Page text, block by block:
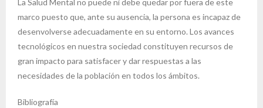
La Salud Mental no puede ni debe quedar por fuera de este
marco puesto que, ante su ausencia, la persona es incapaz de
desenvolverse adecuadamente en su entorno. Los avances
tecnológicos en nuestra sociedad constituyen recursos de
gran impacto para satisfacer y dar respuestas a las
necesidades de la población en todos los ámbitos.
Bibliografía